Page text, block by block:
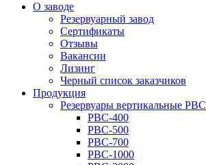
О заводе
Резервуарный завод
Сертификаты
Отзывы
Вакансии
Лизинг
Черный список заказчиков
Продукция
Резервуары вертикальные РВС
РВС-400
РВС-500
РВС-700
РВС-1000